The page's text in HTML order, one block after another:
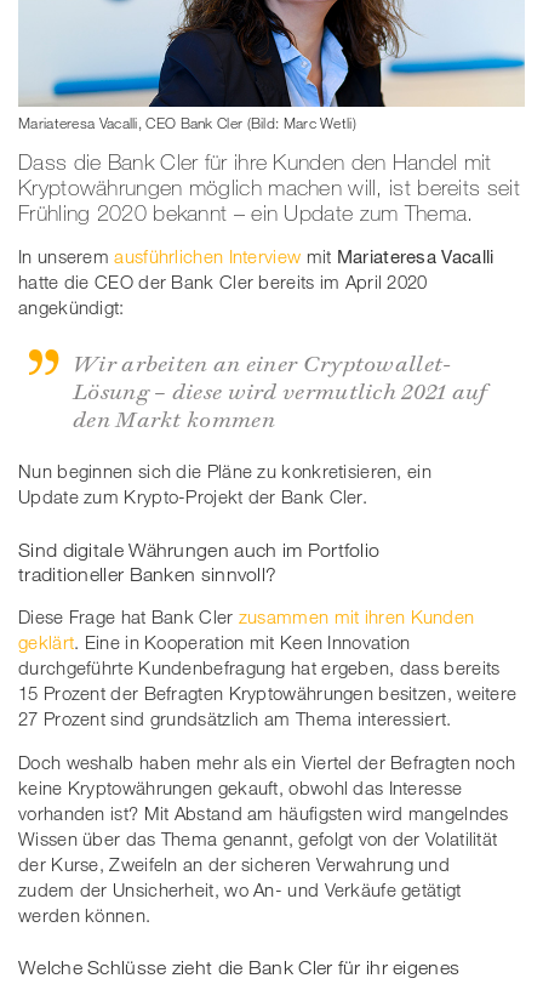
Mariateresa Vacalli, CEO Bank Cler (Bild: Marc Wetli)
Dass die Bank Cler für ihre Kunden den Handel mit
Kryptowährungen möglich machen will, ist bereits seit
Frühling 2020 bekannt – ein Update zum Thema.
In unseremausführlichen Interview mit Mariateresa Vacalli
hatte die CEO der Bank Cler bereits im April 2020
angekündigt:
Wir arbeiten an einer Cryptowallet-
Lösung – diese wird vermutlich 2021 auf
den Markt kommen
Nun beginnen sich die Pläne zu konkretisieren, ein
Update zum Krypto-Projekt der Bank Cler.
Sind digitale Währungen auch im Portfolio
traditioneller Banken sinnvoll?
Diese Frage hat Bank Cler zusammen mit ihren Kunden
geklärt. Eine in Kooperation mit Keen Innovation
durchgeführte Kundenbefragung hat ergeben, dass bereits
15 Prozent der Befragten Kryptowährungen besitzen, weitere
27 Prozent sind grundsätzlich am Thema interessiert.
Doch weshalb haben mehr als ein Viertel der Befragten noch
keine Kryptowährungen gekauft, obwohl das Interesse
vorhanden ist? Mit Abstand am häufigsten wird mangelndes
Wissen über das Thema genannt, gefolgt von der Volatilität
der Kurse, Zweifeln an der sicheren Verwahrung und
zudem der Unsicherheit, wo An- und Verkäufe getätigt
werden können.
Welche Schlüsse zieht die Bank Cler für ihr eigenes